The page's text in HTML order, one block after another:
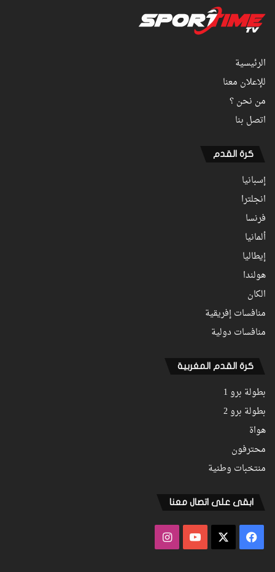
الرئيسية
للإعلان معنا
من نحن ؟
اتصل بنا
كرة القدم
إسبانيا
انجلترا
فرنسا
ألمانيا
إيطاليا
هولندا
الكان
منافسات إفريقية
منافسات دولية
كرة القدم المغربية
بطولة برو 1
بطولة برو 2
هواة
محترفون
منتخبات وطنية
ابقى على اتصال معنا
فيسبوك ‫YouTubeانستقرام